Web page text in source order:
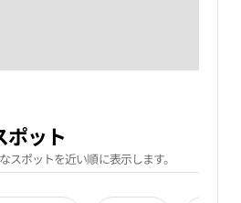
ポット
スポットを近い順に表示します。